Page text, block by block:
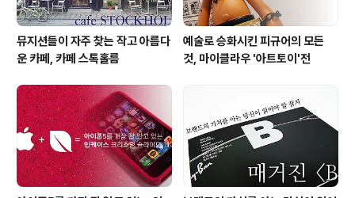
뮤지션들이 자주 찾는 작고 아름다
운 카페, 카페 스톡홀름
예술로 승화시킨 피규어의 모든
것, 마이클라우 '아트토이'전